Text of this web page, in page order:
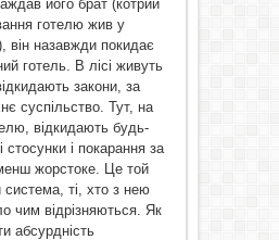
його брат (котрий
готелю жив у
він назавжди покидає
готель. В лісі живуть
закони, за
суспільство. Тут, на
відкидають будь-
стосунки і покарання за
жорстоке. Це той
система, ті, хто з нею
чим відрізняються. Як
абсурдність